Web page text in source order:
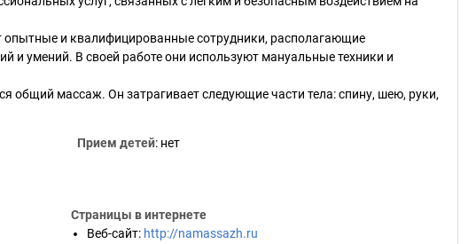
и квалифицированные сотрудники, располагающие
и умений. В своей работе они используют мануальные техники и
общий массаж. Он затрагивает следующие части тела: спину, шею, руки,
Прием детей: нет
Страницы в интернете
Веб-сайт: http://namassazh.ru